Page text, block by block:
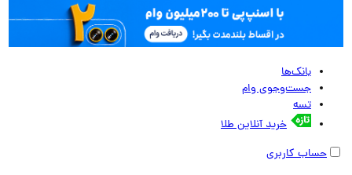
بانک‌ها
جست‌وجوی وام
تسه
خرید آنلاین طلا
حساب کاربری